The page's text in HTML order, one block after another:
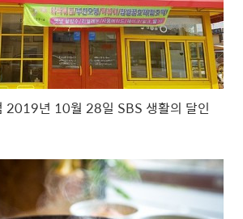
2019년 10월 28일 SBS 생활의 달인